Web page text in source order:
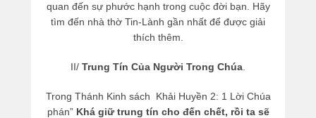
quan đến sự phước hạnh trong cuộc đời bạn. Hãy
tìm đến nhà thờ Tin-Lành gần nhất để được giải
thích thêm.
II/ Trung Tín Của Người Trong Chúa
Trong Thánh Kinh sách Khải Huyền 2: 1 Lời Chúa
phán” Khá giữ trung tín cho đến chết, rồi ta sẽ